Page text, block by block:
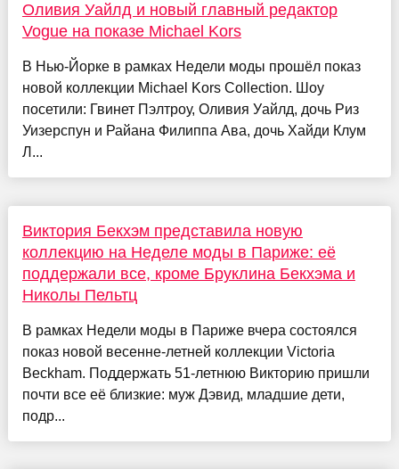
Оливия Уайлд и новый главный редактор
Vogue на показе Michael Kors
В Нью-Йорке в рамках Недели моды прошёл показ
новой коллекции Michael Kors Collection. Шоу
посетили: Гвинет Пэлтроу, Оливия Уайлд, дочь Риз
Уизерспун и Райана Филиппа Ава, дочь Хайди Клум
Л...
Виктория Бекхэм представила новую
коллекцию на Неделе моды в Париже: её
поддержали все, кроме Бруклина Бекхэма и
Николы Пельтц
В рамках Недели моды в Париже вчера состоялся
показ новой весенне-летней коллекции Victoria
Beckham. Поддержать 51-летнюю Викторию пришли
почти все её близкие: муж Дэвид, младшие дети,
подр...